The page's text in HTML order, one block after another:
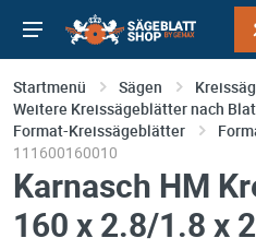
Startmenü Sägen
Weitere Kreissägeblätter nach
Format-Kreissägeblätter
111600160010
Karnasch HM
160 x 2.8/1.8 x